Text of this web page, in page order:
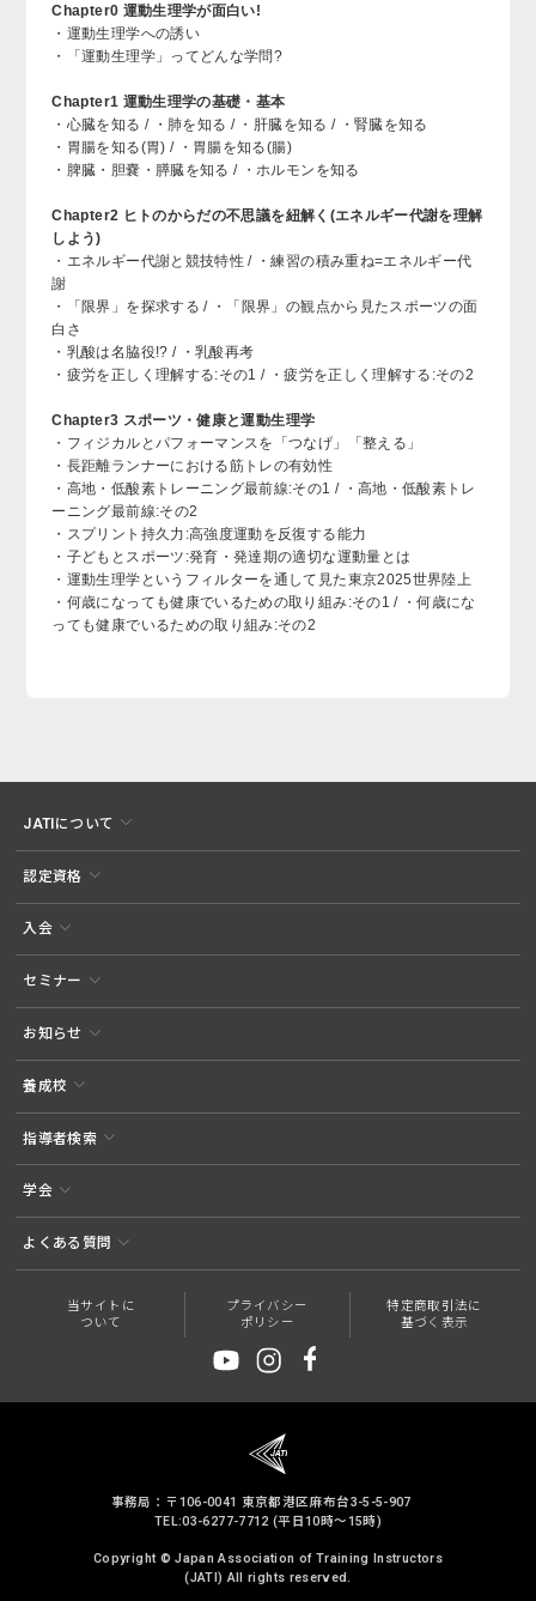
Chapter0 運動生理学が面白い!
・運動生理学への誘い
・「運動生理学」ってどんな学問?
Chapter1 運動生理学の基礎・基本
・心臓を知る / ・肺を知る / ・肝臓を知る / ・腎臓を知る
・胃腸を知る(胃) / ・胃腸を知る(腸)
・脾臓・胆嚢・膵臓を知る / ・ホルモンを知る
Chapter2 ヒトのからだの不思議を紐解く(エネルギー代謝を理解
しよう)
・エネルギー代謝と競技特性 / ・練習の積み重ね=エネルギー代
謝
・「限界」を探求する / ・「限界」の観点から見たスポーツの面
白さ
・乳酸は名脇役!? / ・乳酸再考
・疲労を正しく理解する:その1 / ・疲労を正しく理解する:その2
Chapter3 スポーツ・健康と運動生理学
・フィジカルとパフォーマンスを「つなげ」「整える」
・長距離ランナーにおける筋トレの有効性
・高地・低酸素トレーニング最前線:その1 / ・高地・低酸素トレ
ーニング最前線:その2
・スプリント持久力:高強度運動を反復する能力
・子どもとスポーツ:発育・発達期の適切な運動量とは
・運動生理学というフィルターを通して見た東京2025世界陸上
・何歳になっても健康でいるための取り組み:その1 / ・何歳にな
っても健康でいるための取り組み:その2
JATIについて
認定資格
入会
セミナー
お知らせ
養成校
指導者検索
学会
よくある質問
当サイトに
ついて
プライバシー
ポリシー
特定商取引法に
基づく表示
事務局：〒106-0041 東京都港区麻布台3-5-5-907
TEL:03-6277-7712 (平日10時～15時)
Copyright © Japan Association of Training Instructors
(JATI) All rights reserved.